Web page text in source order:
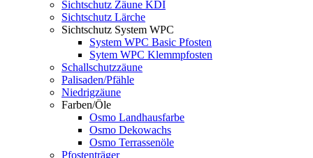
Sichtschutz Zäune KDI
Sichtschutz Lärche
Sichtschutz System WPC
System WPC Basic Pfosten
Sytem WPC Klemmpfosten
Schallschutzzäune
Palisaden/Pfähle
Niedrigzäune
Farben/Öle
Osmo Landhausfarbe
Osmo Dekowachs
Osmo Terrassenöle
Pfostenträger